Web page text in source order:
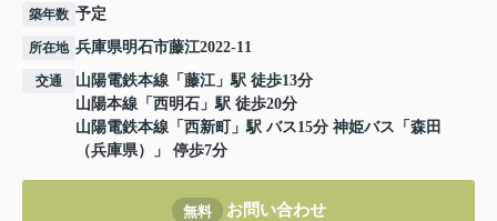
築年数 予定
所在地 兵庫県明石市藤江2022-11
交通 山陽電鉄本線 「 藤江」駅 徒歩13分
山陽本線 「 西明石 」駅 徒歩20分
山陽電鉄本線 「 西新町
」駅 バス15分 神姫バス「森田
（兵庫県）」 停歩7分
無料 お問い合わせ